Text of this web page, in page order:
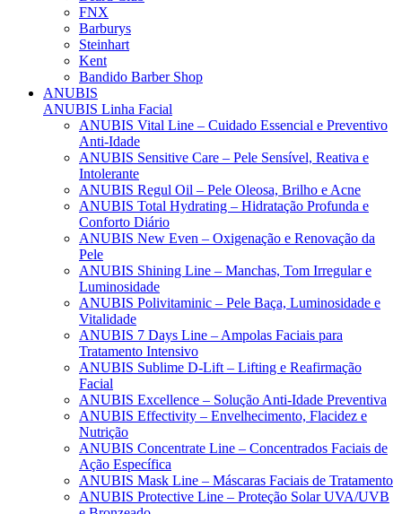
FNX
Barburys
Steinhart
Kent
Bandido Barber Shop
ANUBIS
ANUBIS Linha Facial
ANUBIS Vital Line – Cuidado Essencial e Preventivo
Anti-Idade
ANUBIS Sensitive Care – Pele Sensível, Reativa e
Intolerante
ANUBIS Regul Oil – Pele Oleosa, Brilho e Acne
ANUBIS Total Hydrating – Hidratação Profunda e
Conforto Diário
ANUBIS New Even – Oxigenação e Renovação da
Pele
ANUBIS Shining Line – Manchas, Tom Irregular e
Luminosidade
ANUBIS Polivitaminic – Pele Baça, Luminosidade e
Vitalidade
ANUBIS 7 Days Line – Ampolas Faciais para
Tratamento Intensivo
ANUBIS Sublime D-Lift – Lifting e Reafirmação
Facial
ANUBIS Excellence – Solução Anti-Idade Preventiva
ANUBIS Effectivity – Envelhecimento, Flacidez e
Nutrição
ANUBIS Concentrate Line – Concentrados Faciais de
Ação Específica
ANUBIS Mask Line – Máscaras Faciais de Tratamento
ANUBIS Protective Line – Proteção Solar UVA/UVB